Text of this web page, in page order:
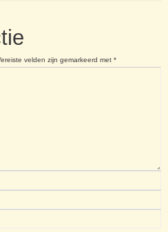
velden zijn gemarkeerd met *